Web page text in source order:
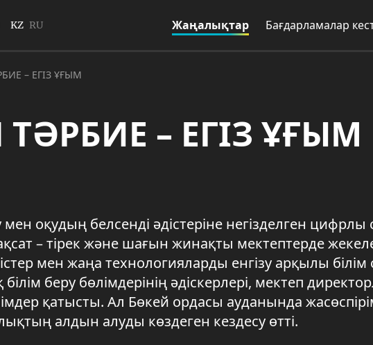
KZ RU Жаңалықтар Бағдарламалар
– ЕГІЗ ҰҒЫМ
– ЕГІЗ ҰҒЫМ
оқудың белсенді әдістеріне негізделген цифрлы
– тірек және шағын жинақты мектептерде
мен жаңа технологияларды енгізу арқылы білім
беру бөлімдерінің әдіскерлері, мектеп
қатысты. Ал Бөкей ордасы ауданында
алдын алуды көздеген кездесу өтті.